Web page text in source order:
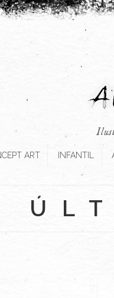
ART INFANTIL